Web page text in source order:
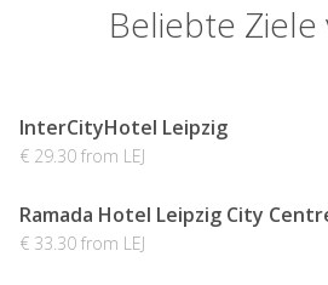
Beliebte Ziele
InterCityHotel Leipzig
€ 29.30 from LEJ
Ramada Hotel Leipzig City
€ 33.30 from LEJ